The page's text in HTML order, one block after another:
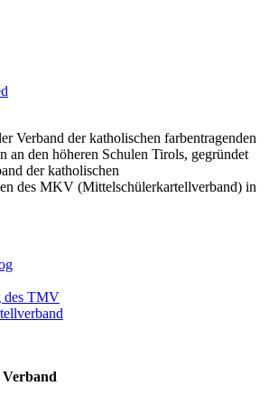
Verband der katholischen farbentragenden
an den höheren Schulen Tirols, gegründet
der katholischen
des MKV (Mittelschülerkartellverband) in
des TMV